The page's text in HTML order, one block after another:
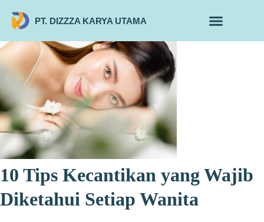
PT. DIZZZA KARYA UTAMA
10 Tips Kecantikan yang Wajib
Diketahui Setiap Wanita